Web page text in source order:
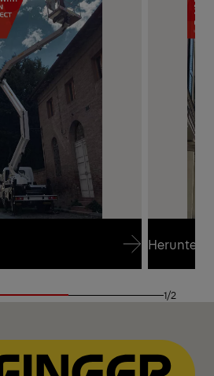
1/2